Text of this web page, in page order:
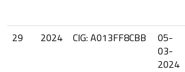
29
2024 CIG: A013FF8CBB
05-
03-
2024